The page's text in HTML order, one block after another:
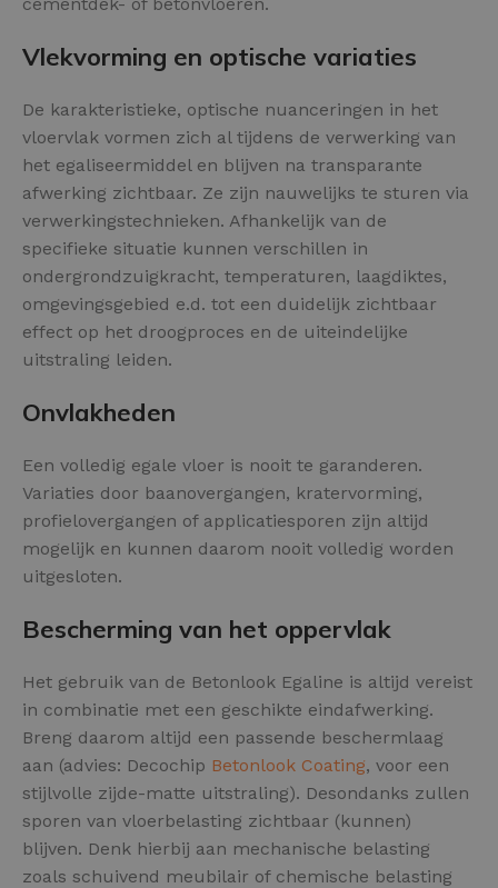
Vlekvorming en optische variaties
De karakteristieke, optische nuanceringen in het
vloervlak vormen zich al tijdens de verwerking van
het egaliseermiddel en blijven na transparante
afwerking zichtbaar. Ze zijn nauwelijks te sturen via
verwerkingstechnieken. Afhankelijk van de
specifieke situatie kunnen verschillen in
ondergrondzuigkracht, temperaturen, laagdiktes,
omgevingsgebied e.d. tot een duidelijk zichtbaar
effect op het droogproces en de uiteindelijke
uitstraling leiden.
Onvlakheden
Een volledig egale vloer is nooit te garanderen.
Variaties door baanovergangen, kratervorming,
profielovergangen of applicatiesporen zijn altijd
mogelijk en kunnen daarom nooit volledig worden
uitgesloten.
Bescherming van het oppervlak
Het gebruik van de Betonlook Egaline is altijd vereist
in combinatie met een geschikte eindafwerking.
Breng daarom altijd een passende beschermlaag
aan (advies: Decochip Betonlook Coating, voor een
stijlvolle zijde-matte uitstraling). Desondanks zullen
sporen van vloerbelasting zichtbaar (kunnen)
blijven. Denk hierbij aan mechanische belasting
zoals schuivend meubilair of chemische belasting